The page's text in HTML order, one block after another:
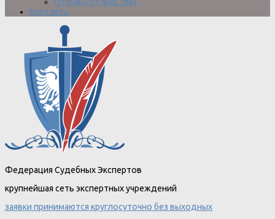
Отзывы от физ. лиц
Контакты
Федерация Судебных Экспертов
крупнейшая сеть экспертных учреждений
заявки принимаются круглосуточно без выходных